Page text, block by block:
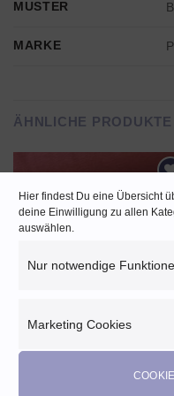
Hier findest Du eine Übersicht
deine Einwilligung zu allen
auswählen.
Nur notwendige
Marketing Cookies
MUSTER
MARKE
ÄHNLICHE PRODUKTE
AUF DEN
WUNSCHZETTEL